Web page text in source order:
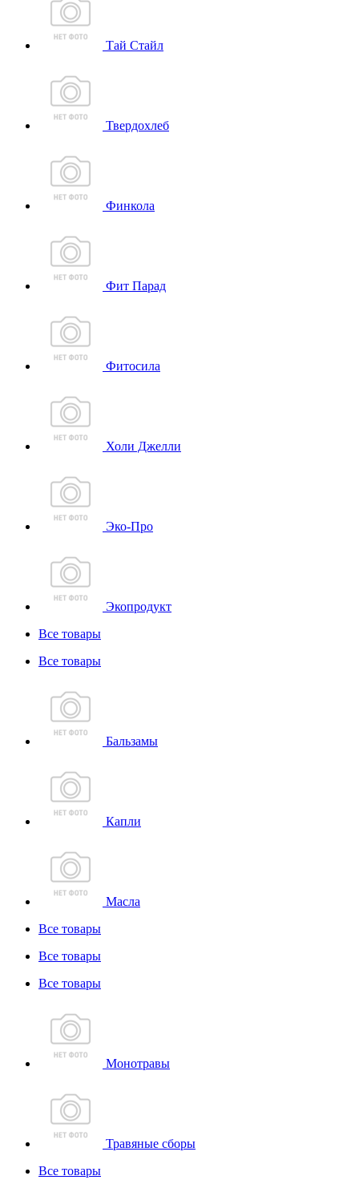
Тай Стайл
Твердохлеб
Финкола
Фит Парад
Фитосила
Холи Джелли
Эко-Про
Экопродукт
Все товары
Все товары
Бальзамы
Капли
Масла
Все товары
Все товары
Все товары
Монотравы
Травяные сборы
Все товары